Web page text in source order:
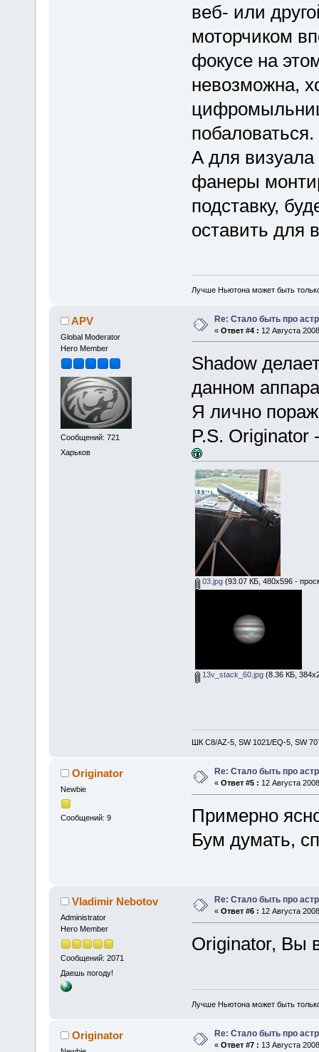
веб- или
моторчиком
фокусе на
невозможна,
побаловаться.
А для
фанеры
подставку,
оставить для
Лучше Ньютона может быть
APV
Global Moderator
Hero Member
Сообщений: 721
Харьков
Re: Стало быть про
« Ответ #4 : 12 Августа
Shadow
данном
Я лично
P.S.
03.jpg(93.07 КБ, 480x596 -
13v_stack_60.jpg(8.36 КБ,
ШК С8/AZ-5, SW 1021/EQ-5, SW
Originator
Newbie
Сообщений: 9
Re: Стало быть про
« Ответ #5 : 12 Августа
Примерно
Бум думать,
Vladimir Nebotov
Administrator
Hero Member
Сообщений: 2071
Даешь погоду!
Re: Стало быть про
« Ответ #6 : 12 Августа
Originator, Вы
Лучше Ньютона может быть
Originator Re: Стало быть про
« Ответ #7 : 13 Августа